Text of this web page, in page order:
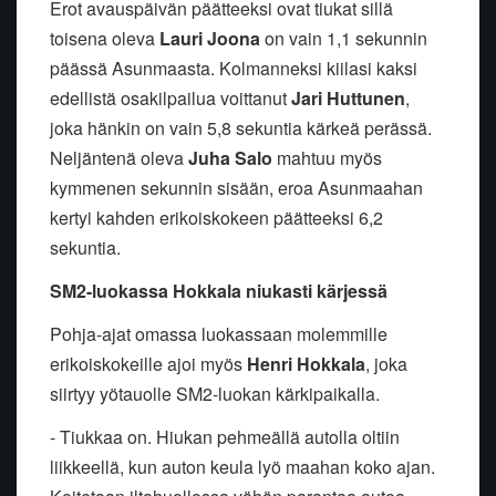
Erot avauspäivän päätteeksi ovat tiukat sillä
toisena oleva Lauri Joonaon vain 1,1 sekunnin
päässä Asunmaasta. Kolmanneksi kiilasi kaksi
edellistä osakilpailua voittanutJari Huttunen,
joka hänkin on vain 5,8 sekuntia kärkeä perässä.
Neljäntenä olevaJuha Salo mahtuu myös
kymmenen sekunnin sisään, eroa Asunmaahan
kertyi kahden erikoiskokeen päätteeksi 6,2
sekuntia.
SM2-luokassa Hokkala niukasti kärjessä
Pohja-ajat omassa luokassaan molemmille
erikoiskokeille ajoi myös Henri Hokkala, joka
siirtyy yötauolle SM2-luokan kärkipaikalla.
- Tiukkaa on. Hiukan pehmeällä autolla oltiin
liikkeellä, kun auton keula lyö maahan koko ajan.